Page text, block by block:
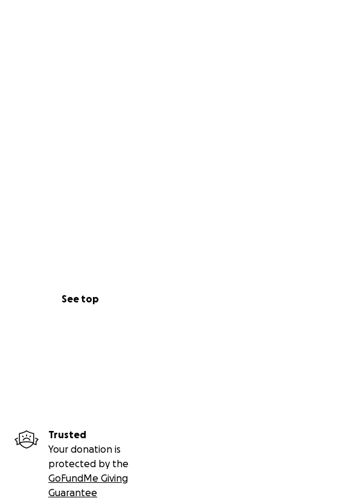
See top
Trusted
Your donation is
protected by the
GoFundMe Giving
Guarantee